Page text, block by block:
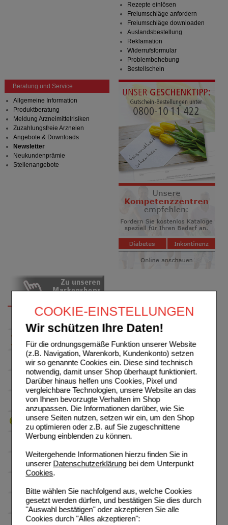
COOKIE-EINSTELLUNGEN
Wir schützen Ihre Daten!
Für die ordnungsgemäße Funktion unserer Website
(z.B. Navigation, Warenkorb, Kundenkonto) setzen
wir so genannte Cookies ein. Diese sind technisch
notwendig, damit unser Shop überhaupt funktioniert.
Darüber hinaus helfen uns Cookies, Pixel und
vergleichbare Technologien, unsere Website an das
von Ihnen bevorzugte Verhalten im Shop
anzupassen. Die Informationen darüber, wie Sie
unsere Seiten nutzen, setzen wir ein, um den Shop
zu optimieren oder z.B. auf Sie zugeschnittene
Werbung einblenden zu können.
Weitergehende Informationen hierzu finden Sie in
unserer Datenschutzerklärungbei dem Unterpunkt
Cookies.
Bitte wählen Sie nachfolgend aus, welche Cookies
gesetzt werden dürfen, und bestätigen Sie dies durch
"Auswahl bestätigen" oder akzeptieren Sie alle
Cookies durch "Alles akzeptieren":
Rezepte einlösen
Freiumschläge anfordern
Freiumschläge downloaden
Auslandsbestellung
Reklamation
Widerrufsformular
Problembehebung
Bestellschein
Beratung und Service
Allgemeine Information
Produktberatung
Meldung Arzneimittelrisiken
Zuzahlungsfreie Arzneien
Angebote & Downloads
Newsletter
Neukundenprämie
Stellenangebote